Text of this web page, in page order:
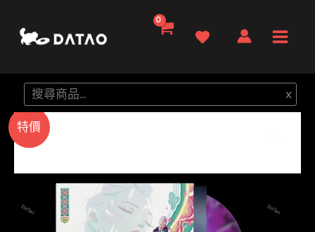
要
容
Menu
搜
尋
x
特價